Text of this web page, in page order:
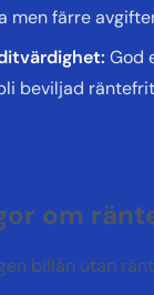
men färre
God
beviljad
om
billån utan